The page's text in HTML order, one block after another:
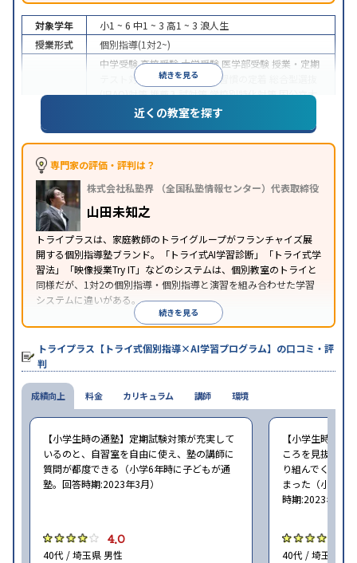
続きを見る
対象学年 小1 ~ 6 中1 ~ 3 高1 ~ 3 浪人生
授業形式
個別指導(1対2~)
中学受験高校受験大学受験 医学部受験 授業・定期
テスト対策
内申点対策 学習習慣の定着
(旧AO)対策推薦入試対策学校別特化対策国公立大
私大対策共通テスト対策
英語・英会話特化
特徴
中高一貫校生に対応
応
学習にPC・タブレットを利用
科目から受講可能 季節講習のみの受講可発達障害
の子どもに対応
※2023年3月調査。
小学校高学年の個別指導塾アンケート調査方法
近くの教室を探す
専門家の評価・評判は？
株式会社私塾界 （全国私塾情報センター）代表取締役
山田未知之
トライプラスは、家庭教師のトライグループがフランチャイズ展
開する個別指導塾ブランド。「トライ式AI学習診断」「トライ式学
習法」「映像授業Try IT」などのシステムは、個別教室のトライと
同様だが、1対2の個別指導・個別指導と演習を組み合わせた学習
システムに違いがある。
続きを見る
トライプラス【トライ式個別指導×AI学習プログラム】の口コミ・評
判
成績向上
【小学生時の通塾】定期試験対策が充実して
いるのと、自習室を自由に使え、塾の講師に
質問が都度できる（小学6年時に子どもが通
塾。回答時期:2023年3月）
4.0
40代 / 埼玉県 男性
【小学生時の通
ころを見抜いて
り組んでくれた
まった（小学5
時期:2023年3月
40代 / 埼玉県 女
料金 カリキュラム 講師 環境